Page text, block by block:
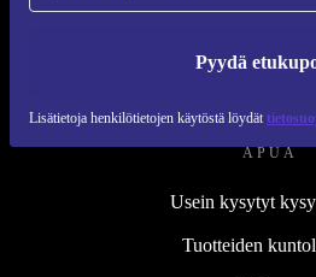
Pyydä
Lisätietoja henkilötietojen käytöstä löydät
APUA
Usein kysytyt
Tuotteiden